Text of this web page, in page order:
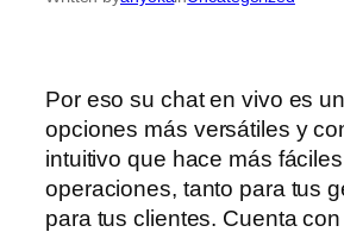
Por eso su chat en vivo es
opciones más versátiles y
intuitivo que hace más
operaciones, tanto para tus
para tus clientes. Cuenta